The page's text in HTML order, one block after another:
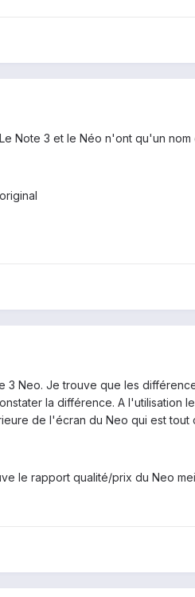
Note 3 et le Néo n'ont qu'un
3 Neo. Je trouve que les
la différence. A l'utilisation
de l'écran du Neo qui est tout
le rapport qualité/prix du Neo